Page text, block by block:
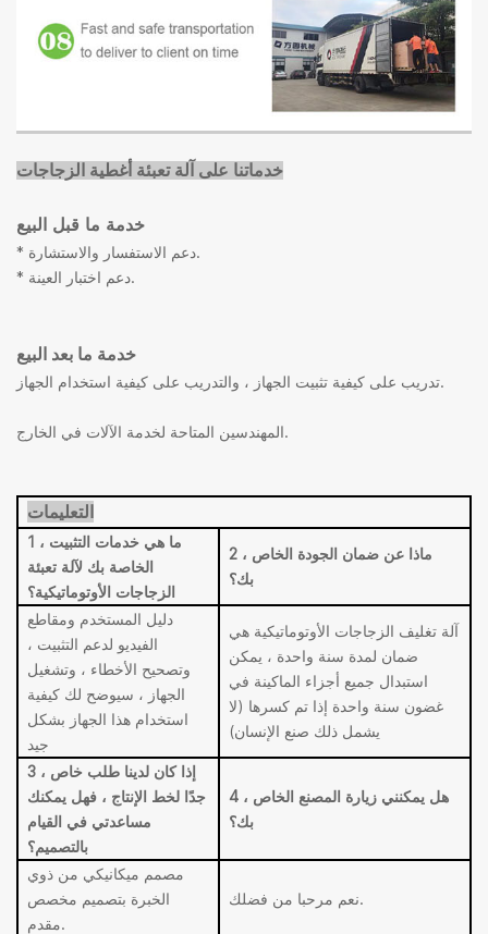
خدماتنا على آلة تعبئة أغطية الزجاجات
خدمة ما قبل البيع
* دعم الاستفسار والاستشارة.
* دعم اختبار العينة.
خدمة ما بعد البيع
تدريب على كيفية تثبيت الجهاز ، والتدريب على كيفية استخدام الجهاز.
المهندسين المتاحة لخدمة الآلات في الخارج.
التعليمات
1 ، ما هي خدمات التثبيت
الخاصة بك لآلة تعبئة
الزجاجات الأوتوماتيكية؟
2 ، ماذا عن ضمان الجودة الخاص
بك؟
دليل المستخدم ومقاطع
الفيديو لدعم التثبيت ،
وتصحيح الأخطاء ، وتشغيل
الجهاز ، سيوضح لك كيفية
استخدام هذا الجهاز بشكل
جيد
آلة تغليف الزجاجات الأوتوماتيكية هي
ضمان لمدة سنة واحدة ، يمكن
استبدال جميع أجزاء الماكينة في
غضون سنة واحدة إذا تم كسرها (لا
يشمل ذلك صنع الإنسان)
3 ، إذا كان لدينا طلب خاص
جدًا لخط الإنتاج ، فهل يمكنك
مساعدتي في القيام
بالتصميم؟
4 ، هل يمكنني زيارة المصنع الخاص
بك؟
مصمم ميكانيكي من ذوي
الخبرة بتصميم مخصص
مقدم.
نعم مرحبا من فضلك.